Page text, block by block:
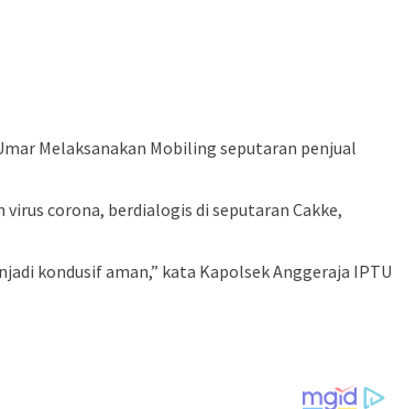
Melaksanakan Mobiling seputaran penjual
corona, berdialogis di seputaran Cakke,
kondusif aman,” kata Kapolsek Anggeraja IPTU